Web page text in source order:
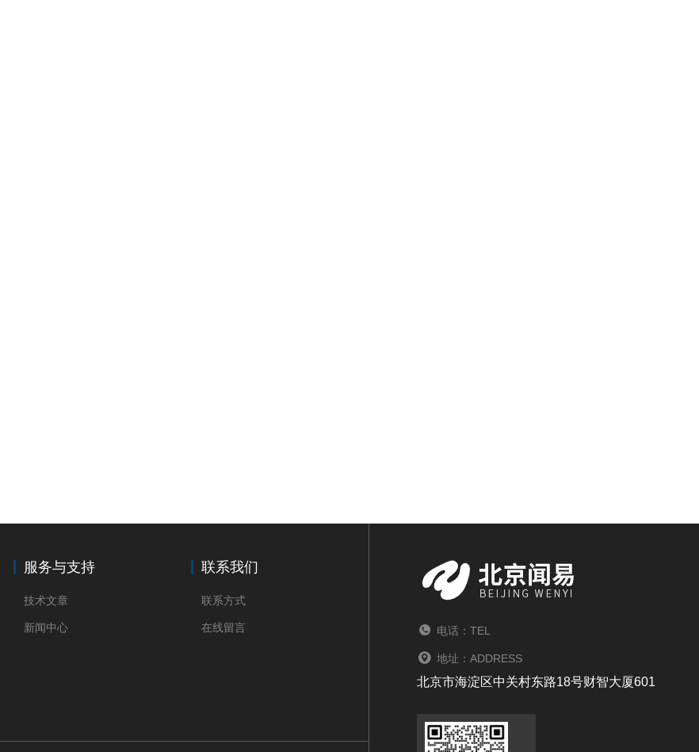
服务与支持
技术文章
新闻中心
联系我们
联系方式
在线留言 电话：TEL
地址：ADDRESS
北京市海淀区中关村东路18号财智大厦601